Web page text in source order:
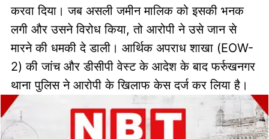
करवा दिया। जब असली जमीन मालिक को इसकी भनक
लगी और उसने विरोध किया, तो आरोपी ने उसे जान से
मारने की धमकी दे डाली। आर्थिक अपराध शाखा (EOW-
2) की जांच और डीसीपी वेस्ट के आदेश के बाद फर्रुखनगर
थाना पुलिस ने आरोपी के खिलाफ केस दर्ज कर लिया है।